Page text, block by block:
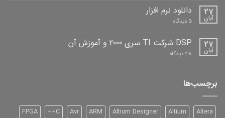
کتاب
FPGA
دیباگران
ثبت
نشده 27
آبان
دانلود نرم افزار
5 دیدگاه برای
افزار 27
آبان
DSP شرکت TI سری 2000 و آموزش آن
38 دیدگاه برای
آن
برچسب‌ها
Altera
Altium
Altium Designer
ARM
Avr
C++
FPGA